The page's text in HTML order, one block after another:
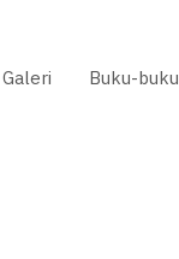
Galeri Buku-buku